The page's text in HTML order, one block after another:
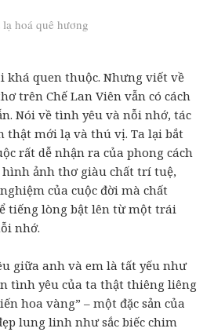
hoá quê hương
khá quen thuộc. Nhưng viết về
trên Chế Lan Viên vẫn có cách
Nói về tình yêu và nỗi nhớ, tác
thật mới lạ và thú vị. Ta lại bắt
rất dễ nhận ra của phong cách
hình ảnh thơ giàu chất trí tuệ,
của cuộc đời mà chất
tiếng lòng bật lên từ một trái
nhớ.
giữa anh và em là tất yếu như
tình yêu của ta thật thiêng liêng
hoa vàng” – một đặc sản của
lung linh như sắc biếc chim